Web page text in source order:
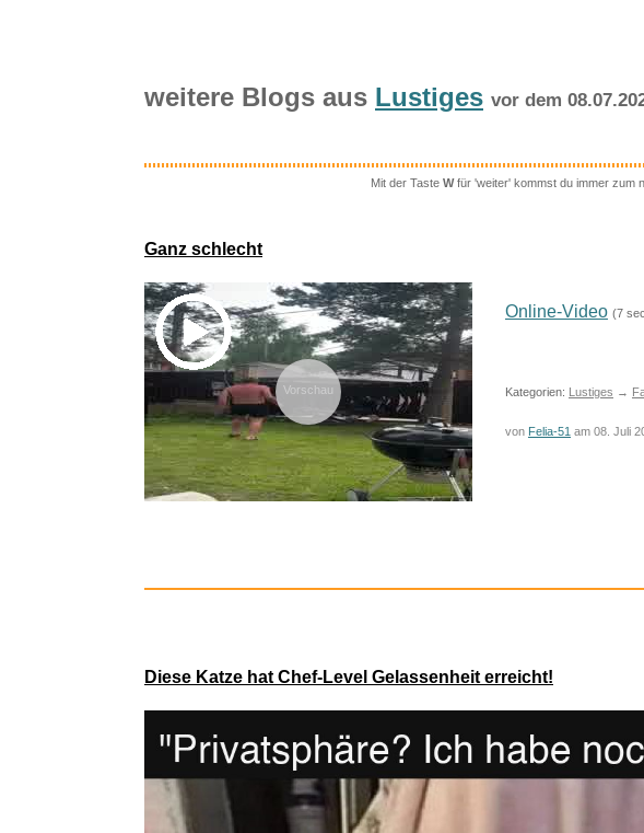
Honseadek Golf
weitere Blogs aus Lustiges vor dem
Mit der Taste Wfür 'weiter' kommst du immer zum
Ganz schlecht
Vorschau
Online-Video (7
Kategorien: Lustiges →
von Felia-51 am 08. Juli
Diese Katze hat Chef-Level Gelassenheit erreicht!